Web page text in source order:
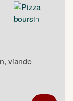
viande